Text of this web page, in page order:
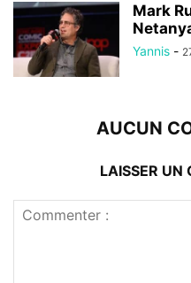
Mark
Yannis -
AUCUN
LAISSER UN